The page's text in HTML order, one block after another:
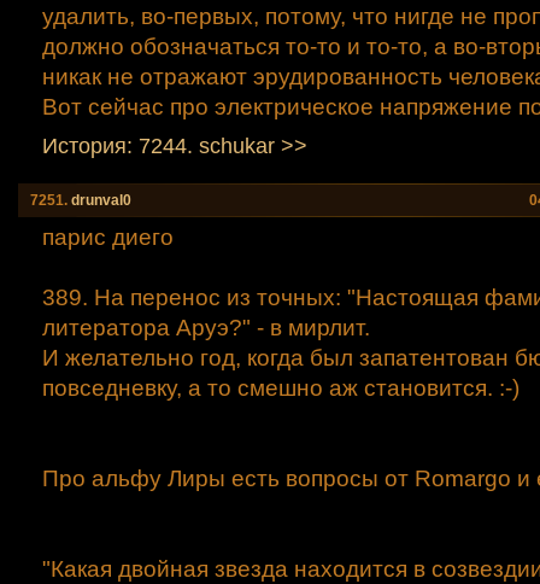
удалить, во-первых, потому, что нигде не
должно обозначаться то-то и то-то, а во-
никак не отражают эрудированность
Вот сейчас про электрическое напряжение
История: 7244. schukar >>
7251. drunval0
парис диего
389. На перенос из точных: "Настоящая
литератора Аруэ?" - в мирлит.
И желательно год, когда был запатентован
повседневку, а то смешно аж становится. :-)
Про альфу Лиры есть вопросы от Romargo и
"Какая двойная звезда находится в